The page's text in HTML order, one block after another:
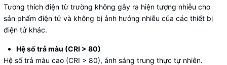
Tương thích điện từ trường không gây ra hiện tượng nhiễu cho
sản phẩm điện tử và không bị ảnh hưởng nhiễu của các thiết bị
điện tử khác.
Hệ số trả màu (CRI > 80)
Hệ số trả màu cao (CRI > 80), ánh sáng trung thực tự nhiên.